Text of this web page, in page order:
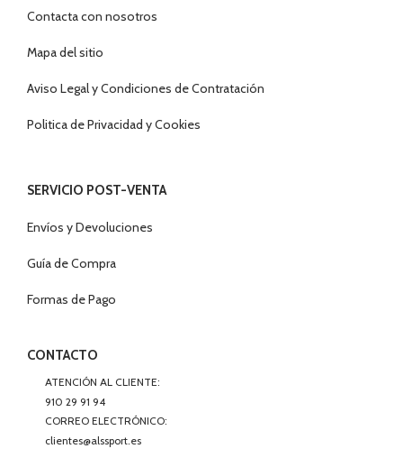
Contacta con nosotros
Mapa del sitio
Aviso Legal y Condiciones de Contratación
Politica de Privacidad y Cookies
SERVICIO POST-VENTA
Envíos y Devoluciones
Guía de Compra
Formas de Pago
CONTACTO
ATENCIÓN AL CLIENTE:
910 29 91 94
CORREO ELECTRÓNICO:
clientes@alssport.es